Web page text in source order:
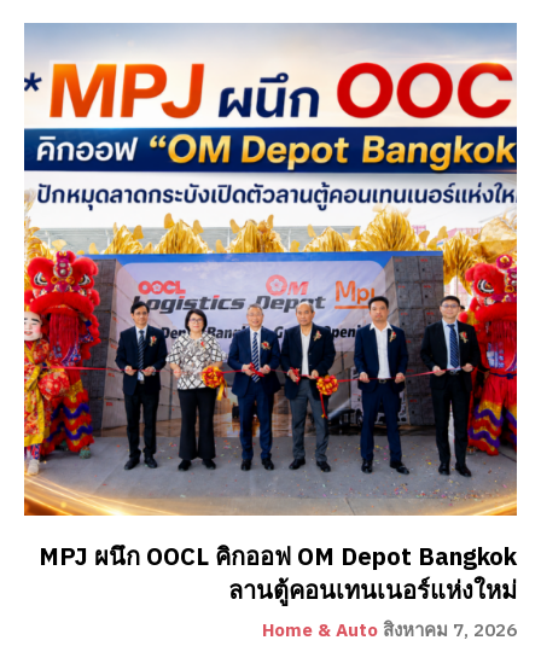
MPJ ผนึก OOCL คิกออฟ OM Depot Bangkok
ลานตู้คอนเทนเนอร์แห่งใหม่
Home & Auto สิงหาคม 7, 2026